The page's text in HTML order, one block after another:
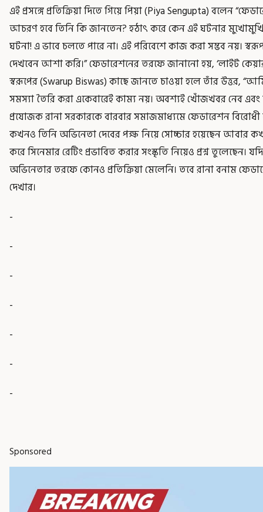
এই প্রসঙ্গে প্রতিক্রিয়া দিতে গিয়ে পিয়া (Piya Sengupta) বলেন
আচরণ হবে তিনি কি জানতেন? হঠাৎ করে কেন এই ঘটনার
ঘটনা! এ ভাবে চলতে পারে না। এই পরিবেশে কাজ করা সম্ভব নয়।
দেখবেন আশা করি।” ফেডারেশনের তরফে জানানো হয়, ‘লাইট
স্বরূপের (Swarup Biswas) কাছে জানতে চাওয়া হলে তাঁর উত্তর,
সমস্যা তৈরি করা একেবারেই কাম্য নয়। অবশ্যই খোঁজখবর নেব এবং
প্রযোজক রানা সরকারকে বারবার সমাজমাধ্যমে ফেডারেশন বিরোধী
কখনও তিনি অভিনেতা দেবের পক্ষ নিয়ে সোচ্চার হয়েছেন আবার
করে সিনেমার রেটিং প্রভাবিত করার সংস্কৃতি নিয়েও প্রশ্ন তুলেছেন।
অভিনেতার তরফে কোনও প্রতিক্রিয়া মেলেনি। তবে রানা বনাম
দেখার।
-
-
-
-
-
-
-
Sponsored